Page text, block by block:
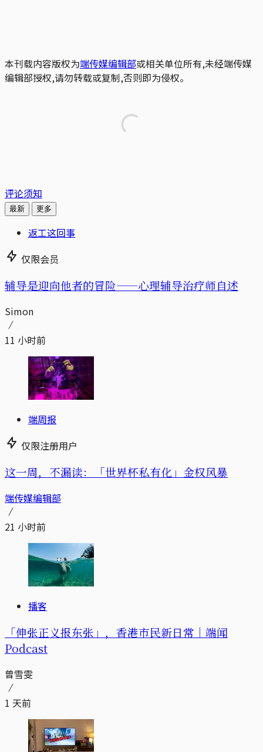
本刊载内容版权为端传媒编辑部或相关单位所有,未经端传媒
编辑部授权,请勿转载或复制,否则即为侵权。
评论须知
最新 更多
返工这回事
仅限会员
辅导是迎向他者的冒险——心理辅导治疗师自述
Simon
11 小时前
端周报
仅限注册用户
这一周，不漏读：「世界杯私有化」金权风暴
端传媒编辑部
21 小时前
播客
「伸张正义报东张」，香港市民新日常｜端闻
Podcast
曾雪雯
1 天前